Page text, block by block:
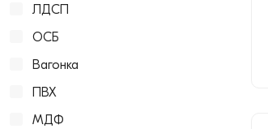
ЛДСП
ОСБ
Вагонка
ПВХ
МДФ